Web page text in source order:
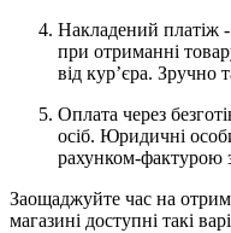
Накладений платіж
при отриманні
від кур’єра. Зручно
Оплата через
осіб. Юридичні
рахунком-фактурою
Заощаджуйте час на
магазині доступні такі